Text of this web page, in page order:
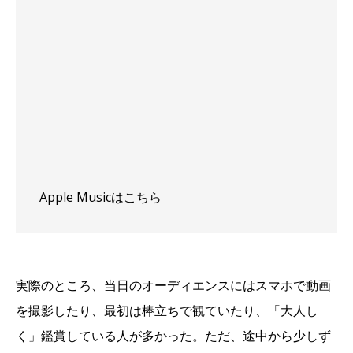
Apple Musicはこちら
実際のところ、当日のオーディエンスにはスマホで動画
を撮影したり、最初は棒立ちで観ていたり、「大人し
く」鑑賞している人が多かった。ただ、途中から少しず